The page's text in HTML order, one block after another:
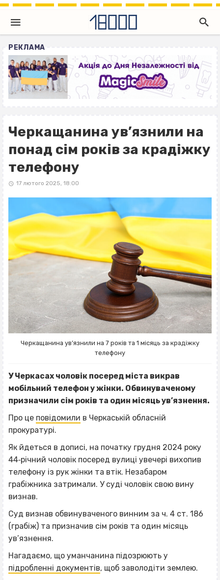
РЕКЛАМА
Черкащанина ув’язнили на
понад сім років за крадіжку
телефону
17 лютого 2025, 18:00
Черкащанина ув’язнили на 7 років та 1 місяць за крадіжку
телефону
У Черкасах чоловік посеред міста викрав
мобільний телефон у жінки. Обвинуваченому
призначили сім років та один місяць ув’язнення.
Про це повідомили в Черкаській обласній
прокуратурі.
Як йдеться в дописі, на початку грудня 2024 року
44‐річний чоловік посеред вулиці увечері вихопив
телефону із рук жінки та втік. Незабаром
грабіжника затримали. У суді чоловік свою вину
визнав.
Суд визнав обвинуваченого винним за ч. 4 ст. 186
(грабіж) та призначив сім років та один місяць
ув’язнення.
Нагадаємо, що уманчанина підозрюють у
підробленні документів, щоб заволодіти землею.